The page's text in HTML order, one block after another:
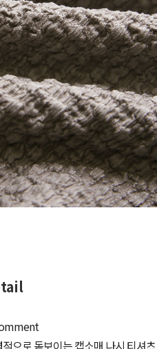
으로 돋보이는 캡소매 나시 티셔츠